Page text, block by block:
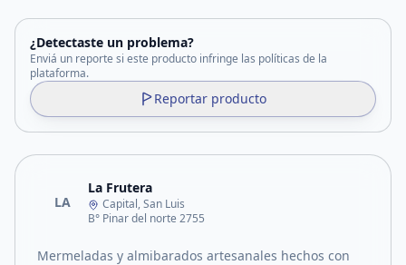
¿Detectaste un problema?
Enviá un reporte si este producto infringe las políticas de la
plataforma.
Reportar producto
LA
La Frutera
Capital, San Luis
B° Pinar del norte 2755
Mermeladas y almibarados artesanales hechos con